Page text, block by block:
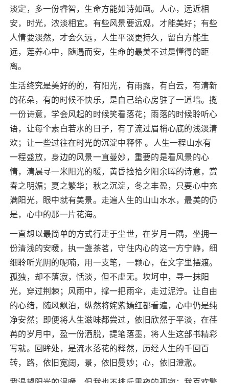
淡定，多一份睿智，生命方能如诗如画。人心，远近相
安，时光，浓淡相宜。有些风景要远观，才能美好；有些
人情要淡然，才会久远，人生平淡更持久，留白方能生
远，莲养心中，随遇而安，生命的最美不过是懂得的距
离。
生活终究是美好的的，有阳光，有雨露，有白云，有清新
的花朵，有的时候不快乐，是自己给心房驻了一道墙。揽
一份诗意，学会风起的时候笑看落花；雨落的时候聆听心
语，让每个素白若水的日子，有了流过眉梢心底的浅淡清
欢；让一些过往在时光的沉淀中释怀 。人生一程山水有
一程盛放，身边的风景一直曼妙，重要的是看风景的心
情，清晨寻一米阳光的暖，黄昏捡拾夕阳余晖的诗意，赏
春之明媚；夏之繁华；秋之沉淀，冬之丰盈，只要心中充
满阳光，眼中就有美景。走遍人生的山山水水，最美的仍
是，心中的那一片花海。
一直想以最简单的方式行走于尘世，在岁月一隅，坐拥一
份清浅的安暖，执一盏茶茗，守住内心的这一方宁静，细
细聆听光阴的呢喃，用一支笔，一颗心，在文字里摆渡。
孤独，却不落寂，恬淡，但不虚无。坎坷中，寻一抹阳
光，穿过荆棘；风雨中，撑一把雨伞，走过泥泞。让自由
的心绪，随风飘泊，纵然将姹紫嫣红都看遍，心中仍是纯
净安然；即便将人生滋味都尝过，依旧欣然于平淡，在荏
苒的岁月中，盈一份洒脱，提笔落墨，将人生这部书精彩
写就。回眸处，是流水落花的释然，历经人生的千回百
转，路，依旧宽阔，景，依旧曼妙；心，依旧澄澈。